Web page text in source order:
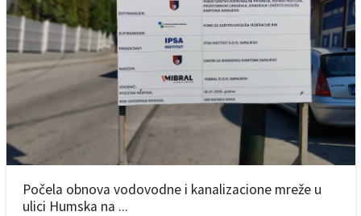
Počela obnova vodovodne i kanalizacione mreže u
ulici Humska na ...